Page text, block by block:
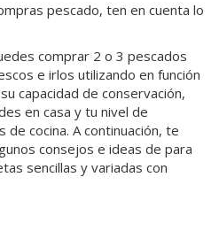
pescado, ten en cuenta lo
comprar 2 o 3 pescados
e irlos utilizando en función
capacidad de conservación,
en casa y tu nivel de
de cocina. A continuación, te
consejos e ideas de para
sencillas y variadas con